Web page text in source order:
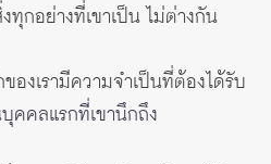
ทุกอย่างที่เขาเป็น ไม่ต่างกัน
องเรามีความจำเป็นที่ต้องได้รับ
บุคคลแรกที่เขานึกถึง